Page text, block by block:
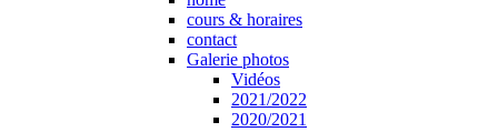
cours & horaires
contact
Galerie photos
Vidéos
2021/2022
2020/2021